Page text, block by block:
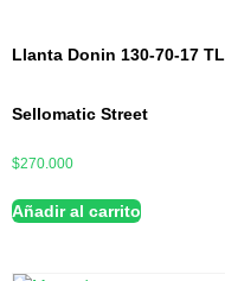
Llanta Donin 130-70-17 TL
Sellomatic Street
$270.000
Añadir al carrito